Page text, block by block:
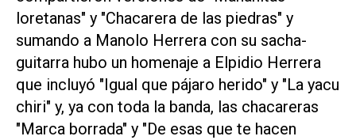
loretanas" y "Chacarera de las piedras" y
sumando a Manolo Herrera con su sacha-
guitarra hubo un homenaje a Elpidio Herrera
que incluyó "Igual que pájaro herido" y "La yacu
chiri" y, ya con toda la banda, las chacareras
"Marca borrada" y "De esas que te hacen